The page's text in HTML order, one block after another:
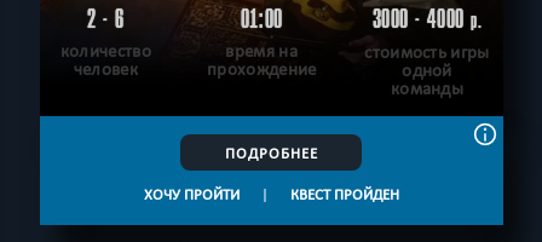
2 - 6
количество
человек
01:00
время на
прохождение
3000 - 4000р.
стоимость игры
одной
команды
ПОДРОБНЕЕ
ХОЧУ ПРОЙТИ | КВЕСТ ПРОЙДЕН